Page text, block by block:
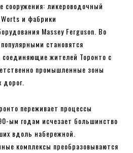
ликероводочный
и фабрики
Massey Ferguson. Во
становятся
жителей Торонто с
промышленные зоны
дорог.
переживает процессы
ым годам исчезает большинство
вдоль набережной.
комплексы преобразовываются